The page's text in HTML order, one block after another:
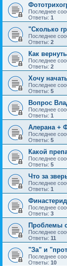
Последнее
Ответы: 1
"Сколько
Последнее
Ответы: 2
Как
Последнее
Ответы: 2
Хочу
Последнее
Ответы: 5
Вопрос
Последнее
Ответы: 1
Алерана +
Последнее
Ответы: 5
Какой
Последнее
Ответы: 5
Что за
Последнее
Ответы: 1
Последнее
Ответы: 3
Проблемы с
Последнее
Ответы: 11
"За" и
Последнее
Ответы: 10